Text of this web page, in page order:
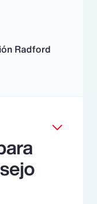
Radford